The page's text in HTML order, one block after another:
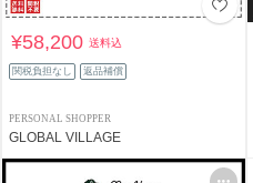
¥58,200送料込
関税負担なし 返品補償
PERSONAL SHOPPER
GLOBAL VILLAGE